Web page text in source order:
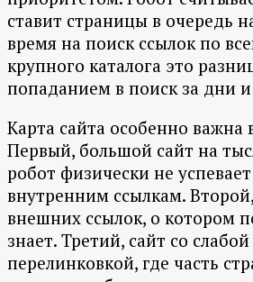
ставит страницы в очередь
время на поиск ссылок по
крупного каталога это
попаданием в поиск за дни
Карта сайта особенно важна
Первый, большой сайт на
робот физически не
внутренним ссылкам.
внешних ссылок, о котором
знает. Третий, сайт со
перелинковкой, где часть